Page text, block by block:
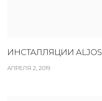
ИНСТАЛЛЯЦИИ
АПРЕЛЯ 2, 2019